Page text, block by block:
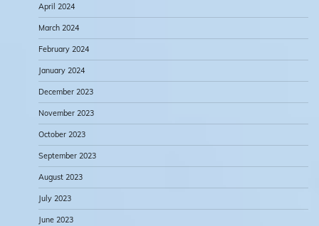
April 2024
March 2024
February 2024
January 2024
December 2023
November 2023
October 2023
September 2023
August 2023
July 2023
June 2023